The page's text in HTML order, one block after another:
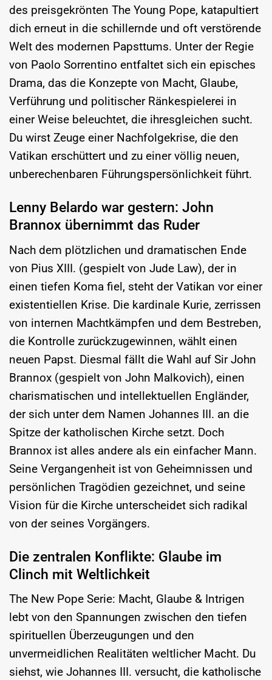
des preisgekrönten The Young Pope, katapultiert
dich erneut in die schillernde und oft verstörende
Welt des modernen Papsttums. Unter der Regie
von Paolo Sorrentino entfaltet sich ein episches
Drama, das die Konzepte von Macht, Glaube,
Verführung und politischer Ränkespielerei in
einer Weise beleuchtet, die ihresgleichen sucht.
Du wirst Zeuge einer Nachfolgekrise, die den
Vatikan erschüttert und zu einer völlig neuen,
unberechenbaren Führungspersönlichkeit führt.
Lenny Belardo war gestern: John
Brannox übernimmt das Ruder
Nach dem plötzlichen und dramatischen Ende
von Pius XIII. (gespielt von Jude Law), der in
einen tiefen Koma fiel, steht der Vatikan vor einer
existentiellen Krise. Die kardinale Kurie, zerrissen
von internen Machtkämpfen und dem Bestreben,
die Kontrolle zurückzugewinnen, wählt einen
neuen Papst. Diesmal fällt die Wahl auf Sir John
Brannox (gespielt von John Malkovich), einen
charismatischen und intellektuellen Engländer,
der sich unter dem Namen Johannes III. an die
Spitze der katholischen Kirche setzt. Doch
Brannox ist alles andere als ein einfacher Mann.
Seine Vergangenheit ist von Geheimnissen und
persönlichen Tragödien gezeichnet, und seine
Vision für die Kirche unterscheidet sich radikal
von der seines Vorgängers.
Die zentralen Konflikte: Glaube im
Clinch mit Weltlichkeit
The New Pope Serie: Macht, Glaube & Intrigen
lebt von den Spannungen zwischen den tiefen
spirituellen Überzeugungen und den
unvermeidlichen Realitäten weltlicher Macht. Du
siehst, wie Johannes III. versucht, die katholische